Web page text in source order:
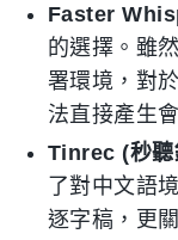
Faster
的選擇。雖
署環境，對
法直接產生
Tinrec (秒聽
了對中文語
逐字稿，更